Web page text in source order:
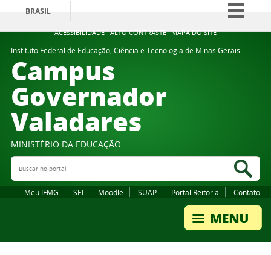
ACESSIBILIDADE ALTO CONTRASTE MAPA DO SITE
BRASIL
Simplifique!
Comunica BR
Instituto Federal de Educação, Ciência e Tecnologia de Minas Gerais
Campus
Governador
Valadares
MINISTÉRIO DA EDUCAÇÃO
Buscar no portal
Meu IFMG SEI Moodle SUAP Portal Reitoria Contato